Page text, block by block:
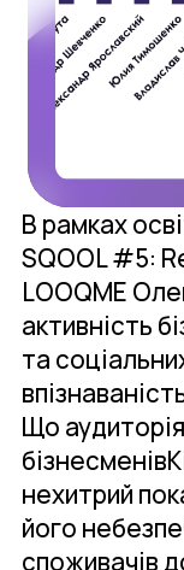
В рамках
SQOOL #5:
LOOQME
активність
та
Що
нехитрий
його
споживачів